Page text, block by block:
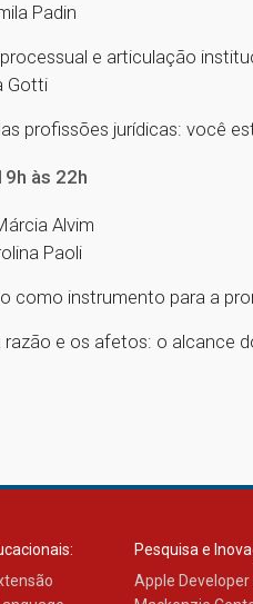
Padin
e articulação
Gotti
profissões jurídicas: você
às 22h
Alvim
Paoli
como instrumento para a
e os afetos: o alcance
Pesquisa e
Apple